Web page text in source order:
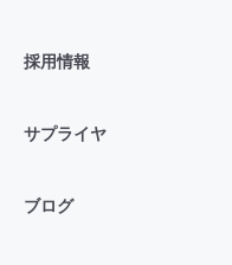
採用情報
サプライヤ
ブログ